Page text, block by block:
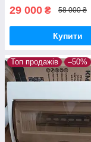
29 000 ₴ 58 000 ₴
Купити
Топ продажів –50%